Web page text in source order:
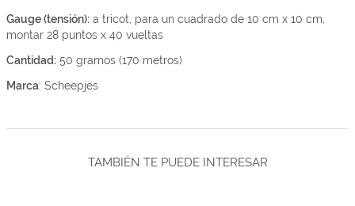
Gauge (tensión): a tricot, para un cuadrado de 10 cm x 10 cm,
montar 28 puntos x 40 vueltas
Cantidad: 50 gramos (170 metros)
Marca: Scheepjes
TAMBIÉN TE PUEDE INTERESAR